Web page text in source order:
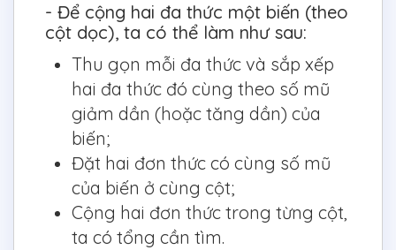
- Để cộng hai đa thức một biến (theo
cột dọc), ta có thể làm như sau:
Thu gọn mỗi đa thức và sắp xếp
hai đa thức đó cùng theo số mũ
giảm dần (hoặc tăng dần) của
biến;
Đặt hai đơn thức có cùng số mũ
của biến ở cùng cột;
Cộng hai đơn thức trong từng cột,
ta có tổng cần tìm.